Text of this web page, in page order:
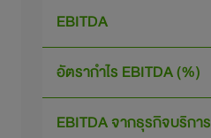
EBITDA
อัตรากำไร EBITDA (%)
EBITDA จากธุรกิจบริการ